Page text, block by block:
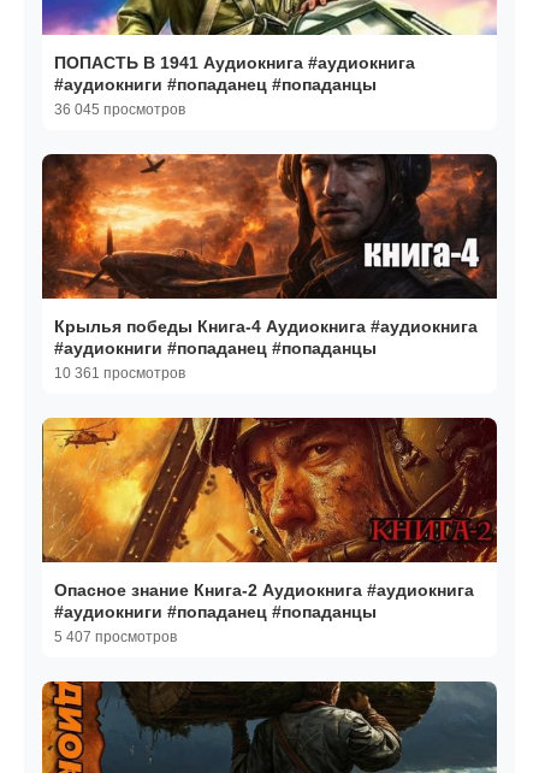
ПОПАСТЬ В 1941 Аудиокнига #аудиокнига
#аудиокниги #попаданец #попаданцы
36 045 просмотров
Крылья победы Книга-4 Аудиокнига #аудиокнига
#аудиокниги #попаданец #попаданцы
10 361 просмотров
Опасное знание Книга-2 Аудиокнига #аудиокнига
#аудиокниги #попаданец #попаданцы
5 407 просмотров